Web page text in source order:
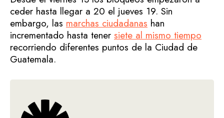
ceder hasta llegar a 20 el jueves 19. Sin
embargo, las marchas ciudadanas han
incrementado hasta tener siete al mismo tiempo
recorriendo diferentes puntos de la Ciudad de
Guatemala.